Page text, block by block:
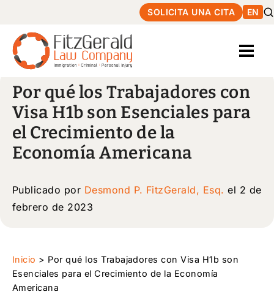
SOLICITA UNA CITA EN
Por qué los Trabajadores con
Visa H1b son Esenciales para
el Crecimiento de la
Economía Americana
Publicado por Desmond P. FitzGerald, Esq. el 2 de
febrero de 2023
Inicio > Por qué los Trabajadores con Visa H1b son
Esenciales para el Crecimiento de la Economía
Americana